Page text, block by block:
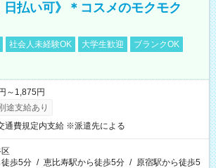
日払い可》＊コスメのモクモク
社会人未経験OK 大学生歓迎
ブランクOK
～1,875円
途支給あり
通費規定内支給 ※派遣先による
歩5分 / 恵比寿駅から徒歩5分 / 原宿駅から徒歩5